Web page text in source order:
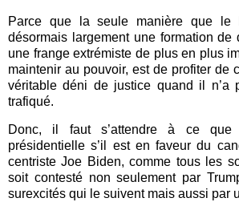
Parce que la seule manière que le
désormais largement une formation de
une frange extrémiste de plus en plus
maintenir au pouvoir, est de profiter de
véritable déni de justice quand il n’a
trafiqué.
Donc, il faut s’attendre à ce
présidentielle s’il est en faveur du
centriste Joe Biden, comme tous les
soit contesté non seulement par
surexcités qui le suivent mais aussi par